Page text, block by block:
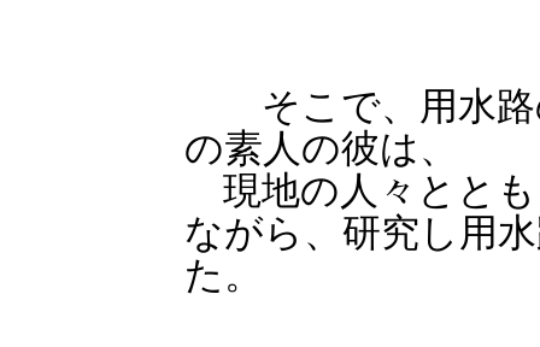
そこで、用水路
の素人の彼は、
現地の人々とと
ながら、研究し用
た。